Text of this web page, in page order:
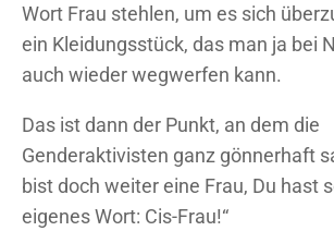
Wort Frau stehlen, um es sich
ein Kleidungsstück, das man ja bei
auch wieder wegwerfen kann.
Das ist dann der Punkt, an dem die
Genderaktivisten ganz gönnerhaft
bist doch weiter eine Frau, Du hast
eigenes Wort: Cis-Frau!“